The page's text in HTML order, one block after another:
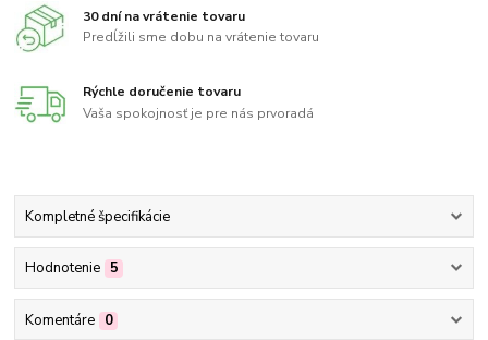
30 dní na vrátenie tovaru
Predĺžili sme dobu na vrátenie tovaru
Rýchle doručenie tovaru
Vaša spokojnosť je pre nás prvoradá
Kompletné špecifikácie
Hodnotenie 5
Komentáre 0